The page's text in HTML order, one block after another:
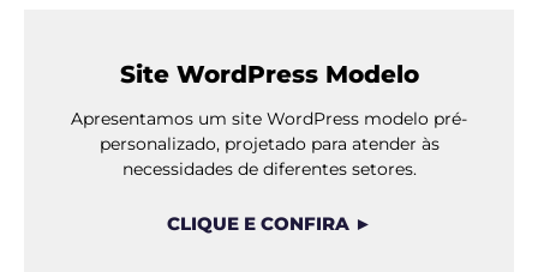
Site WordPress Modelo
Apresentamos um site WordPress modelo pré-
personalizado, projetado para atender às
necessidades de diferentes setores.
CLIQUE E CONFIRA ►